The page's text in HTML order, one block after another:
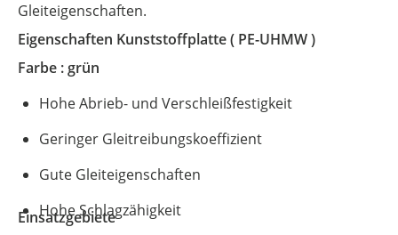
Gleiteigenschaften.
Eigenschaften Kunststoffplatte( PE-UHMW )
Farbe : grün
Hohe Abrieb- und Verschleißfestigkeit
Geringer Gleitreibungskoeffizient
Gute Gleiteigenschaften
Hohe Schlagzähigkeit
Einsatzgebiete